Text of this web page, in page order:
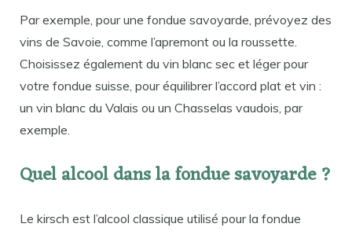
Par exemple, pour une fondue savoyarde, prévoyez des
vins de Savoie, comme l’apremont ou la roussette.
Choisissez également du vin blanc sec et léger pour
votre fondue suisse, pour équilibrer l’accord plat et vin :
un vin blanc du Valais ou un Chasselas vaudois, par
exemple.
Quel alcool dans la fondue savoyarde ?
Le kirsch est l’alcool classique utilisé pour la fondue